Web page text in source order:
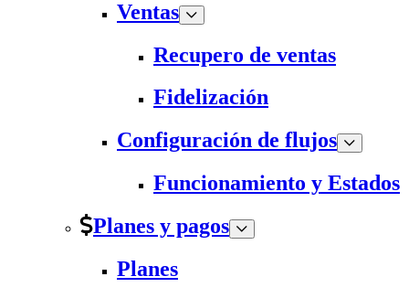
Ventas
Recupero de ventas
Fidelización
Configuración de flujos
Funcionamiento y Estados
Planes y pagos
Planes